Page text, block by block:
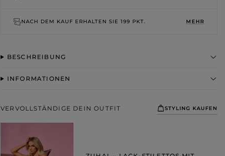
NACH DEM KAUF ERHALTEN SIE 199 PKT. MEHR
BESCHREIBUNG
INFORMATIONEN
VERVOLLSTÄNDIGE DEIN OUTFIT STYLING KAUFEN